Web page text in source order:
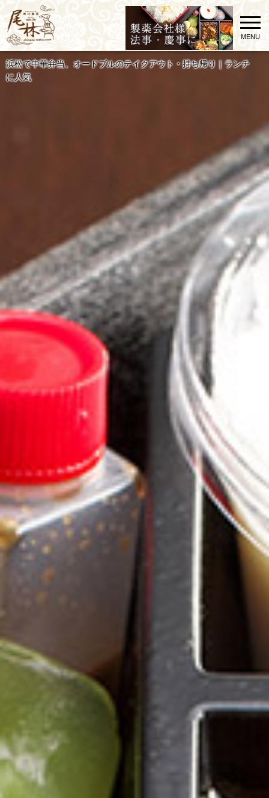
MENU
浜松で中華弁当、オードブルのテイクアウト・持ち帰り｜ランチ
に人気